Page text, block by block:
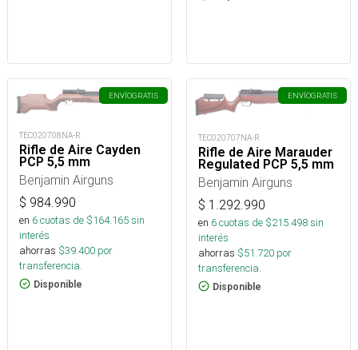
ENVÍOGRATIS
TEC020708NA-R
Rifle de Aire Cayden
PCP 5,5 mm
Benjamin Airguns
$ 984.990
en 6cuotas de $164.165sin
interés
ahorras $39.400 por
transferencia.
Disponible
ENVÍOGRATIS
TEC020707NA-R
Rifle de Aire Marauder
Regulated PCP 5,5 mm
Benjamin Airguns
$ 1.292.990
en 6cuotas de $215.498sin
interés
ahorras $51.720 por
transferencia.
Disponible